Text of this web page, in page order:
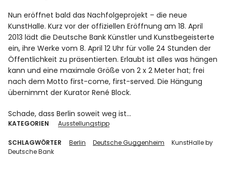
Nun eröffnet bald das Nachfolgeprojekt – die neue
KunstHalle. Kurz vor der offiziellen Eröffnung am 18. April
2013 lädt die Deutsche Bank Künstler und Kunstbegeisterte
ein, ihre Werke vom 8. April 12 Uhr für volle 24 Stunden der
Öffentlichkeit zu präsentierten. Erlaubt ist alles was hängen
kann und eine maximale Größe von 2 x 2 Meter hat; frei
nach dem Motto first-come, first-served. Die Hängung
übernimmt der Kurator René Block.
Schade, dass Berlin soweit weg ist…
KATEGORIEN Ausstellungstipp
SCHLAGWÖRTER Berlin Deutsche Guggenheim
KunstHalle by
Deutsche Bank